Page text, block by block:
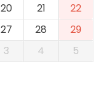
20 21
22
27 28
29
3 4 5